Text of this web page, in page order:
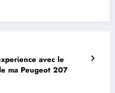
avec le
ma Peugeot 207